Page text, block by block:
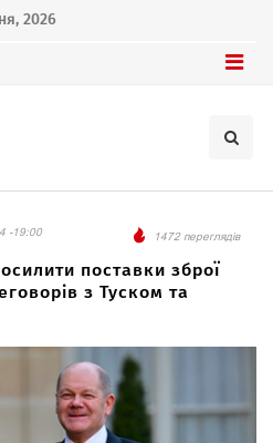
2026
-19:00 1472 переглядів
поставки зброї
з Туском та